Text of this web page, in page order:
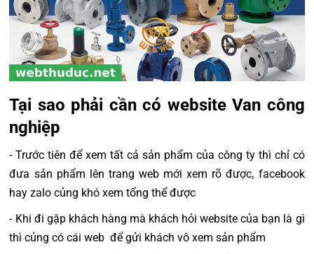
Tại sao phải cần có website Van công
nghiệp
- Trước tiên để xem tất cả sản phẩm của công ty thì chỉ có
đưa sản phẩm lên trang web mới xem rõ được, facebook
hay zalo củng khó xem tổng thể được
- Khi đi gặp khách hàng mà khách hỏi website của bạn là gì
thì củng có cái web để gửi khách vô xem sản phẩm